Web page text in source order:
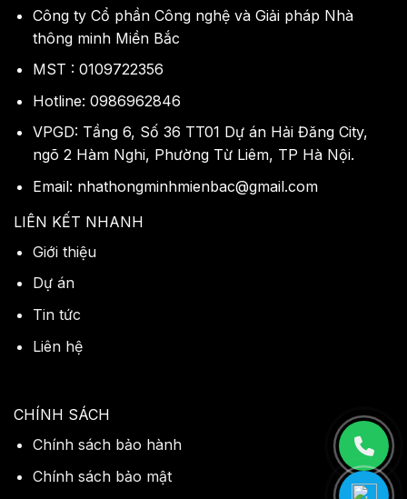
Công ty Cổ phần Công nghệ và Giải pháp Nhà
thông minh Miền Bắc
MST : 0109722356
Hotline: 0986962846
VPGD: Tầng 6, Số 36 TT01 Dự án Hải Đăng City,
ngõ 2 Hàm Nghi, Phường Từ Liêm, TP Hà Nội.
Email: nhathongminhmienbac@gmail.com
LIÊN KẾT NHANH
Giới thiệu
Dự án
Tin tức
Liên hệ
CHÍNH SÁCH
Chính sách bảo hành
Chính sách bảo mật